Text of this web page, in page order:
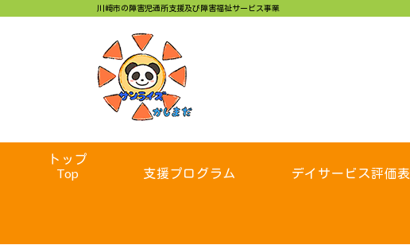
川崎市の障害児通所支援及び障害福祉サービス事業
トップ
Top
支援プログラム デイサービス評価表